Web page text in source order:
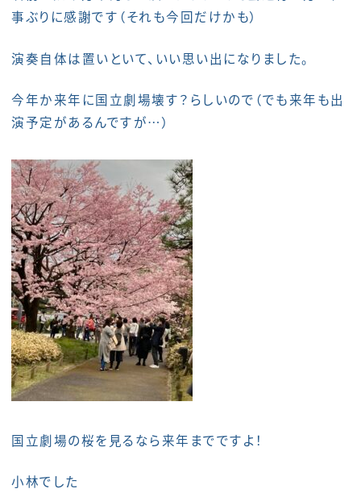
事ぶりに感謝です（それも今回だけかも）
演奏自体は置いといて、いい思い出になりました。
今年か来年に国立劇場壊す？らしいので（でも来年も出
演予定があるんですが…）
国立劇場の桜を見るなら来年までですよ！
小林でした